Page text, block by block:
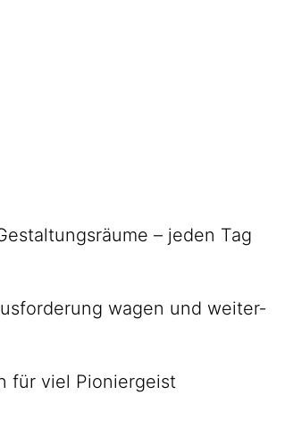
– jeden Tag
wagen und weiter­
für viel Pionier­geist